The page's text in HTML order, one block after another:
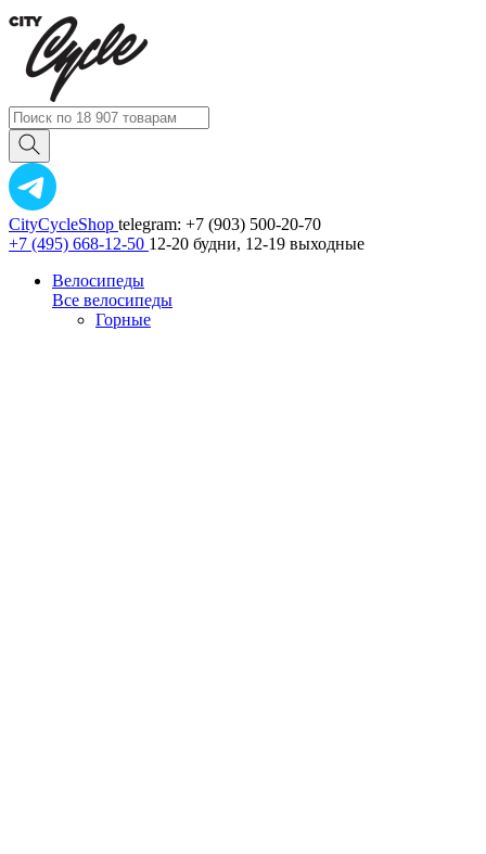
CityCycleShop telegram: +7 (903) 500-20-70
+7 (495) 668-12-50 12-20 будни, 12-19 выходные
Велосипеды
Все велосипеды
Горные